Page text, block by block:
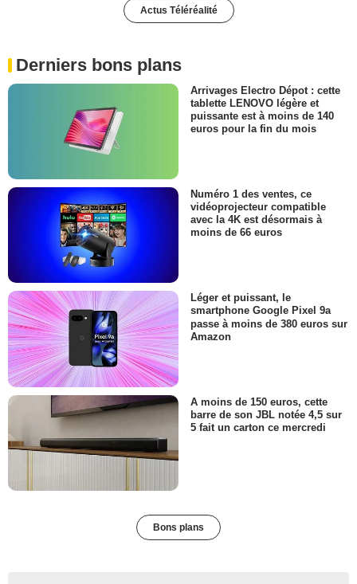
Actus Téléréalité
Derniers bons plans
Arrivages Electro Dépot : cette
tablette LENOVO légère et
puissante est à moins de 140
euros pour la fin du mois
Numéro 1 des ventes, ce
vidéoprojecteur compatible
avec la 4K est désormais à
moins de 66 euros
Léger et puissant, le
smartphone Google Pixel 9a
passe à moins de 380 euros sur
Amazon
A moins de 150 euros, cette
barre de son JBL notée 4,5 sur
5 fait un carton ce mercredi
Bons plans